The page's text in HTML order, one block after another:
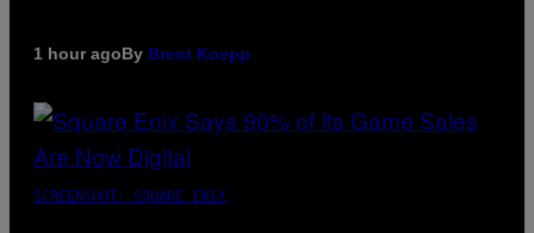
1 hour agoBy Brent Koepp
SCREENSHOT: SQUARE ENIX